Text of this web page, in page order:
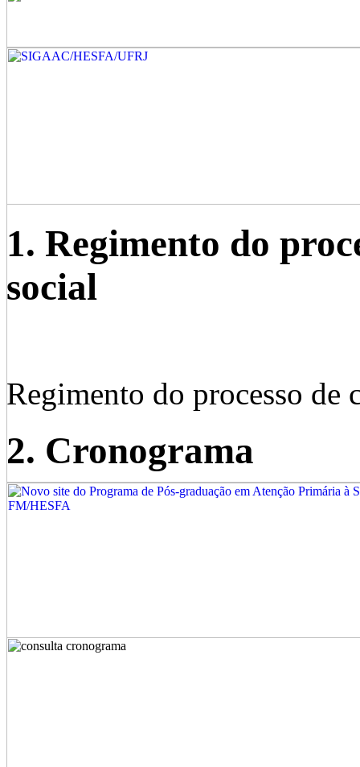
1. Regimento do
social
Regimento do processo de
2. Cronograma